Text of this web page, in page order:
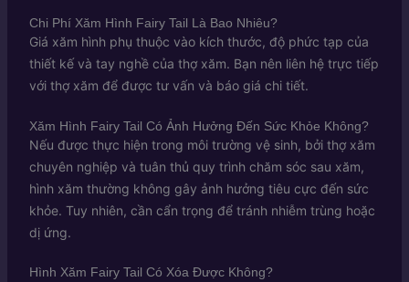
Chi Phí Xăm Hình Fairy Tail Là Bao Nhiêu?
Giá xăm hình phụ thuộc vào kích thước, độ phức tạp của
thiết kế và tay nghề của thợ xăm. Bạn nên liên hệ trực tiếp
với thợ xăm để được tư vấn và báo giá chi tiết.
Xăm Hình Fairy Tail Có Ảnh Hưởng Đến Sức Khỏe Không?
Nếu được thực hiện trong môi trường vệ sinh, bởi thợ xăm
chuyên nghiệp và tuân thủ quy trình chăm sóc sau xăm,
hình xăm thường không gây ảnh hưởng tiêu cực đến sức
khỏe. Tuy nhiên, cần cẩn trọng để tránh nhiễm trùng hoặc
dị ứng.
Hình Xăm Fairy Tail Có Xóa Được Không?